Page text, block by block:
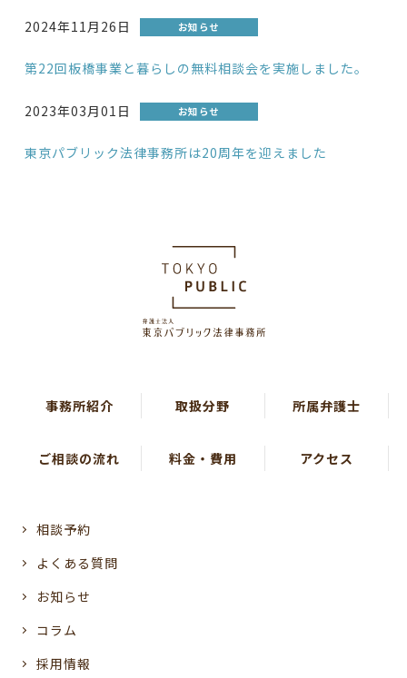
2024年11月26日 お知らせ
第22回板橋事業と暮らしの無料相談会を実施しました。
2023年03月01日 お知らせ
東京パブリック法律事務所は20周年を迎えました
事務所紹介 取扱分野 所属弁護士
ご相談の流れ 料金・費用 アクセス
相談予約
よくある質問
お知らせ
コラム
採用情報